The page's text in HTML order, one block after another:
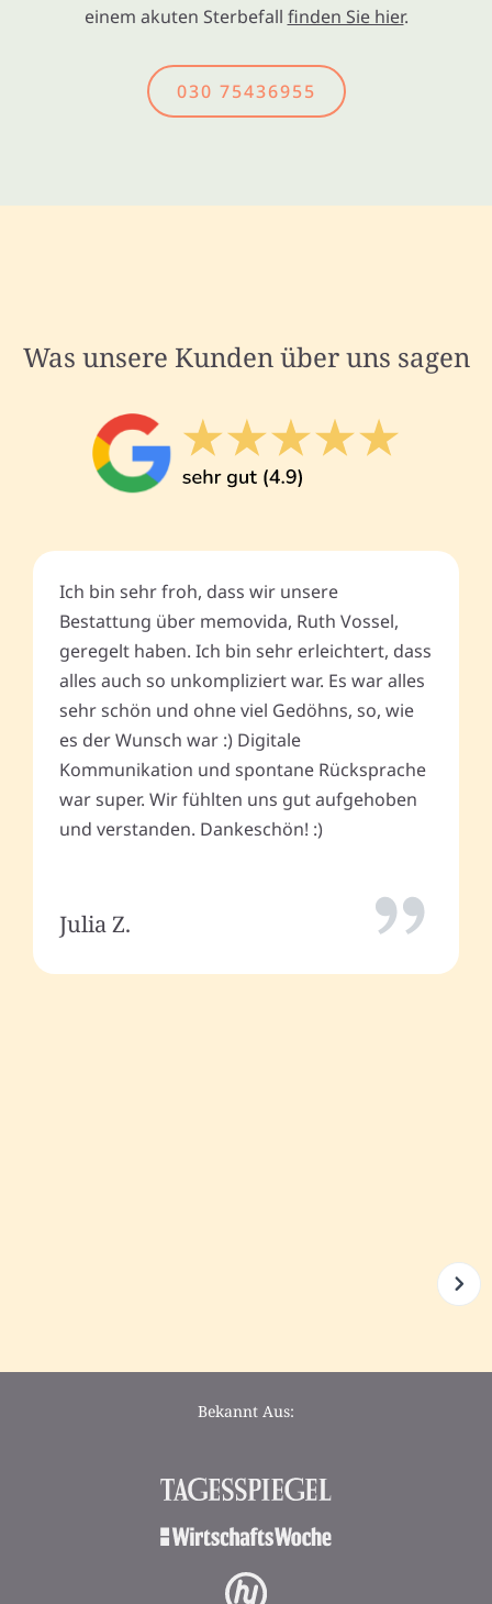
einem akuten Sterbefall finden Sie hier.
030 75436955
Was unsere Kunden über uns sagen
Ich bin sehr froh, dass wir unsere
Bestattung über memovida, Ruth Vossel,
geregelt haben. Ich bin sehr erleichtert, dass
alles auch so unkompliziert war. Es war alles
sehr schön und ohne viel Gedöhns, so, wie
es der Wunsch war :) Digitale
Kommunikation und spontane Rücksprache
war super. Wir fühlten uns gut aufgehoben
und verstanden. Dankeschön! :)
Julia Z.
Bekannt Aus: